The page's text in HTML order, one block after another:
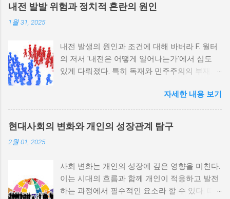
내전 발발 위험과 정치적 혼란의 원인
1월 31, 2025
내전 발생의 원인과 조건에 대해 바버라 F. 월터
의 저서 '내전은 어떻게 일어나는가'에서 심도
있게 다뤄졌다. 특히 독재와 민주주의의 부재가
정치적 파벌화와 경제·군사 체제의 불안정성이
내전의 촉매제가 된다는 사실은 우리에게 중요
한 교훈을 준다. 정치적 불안정성과 내전 발발
위험 정치적 불안정성은 내전 발발의 핵심 요인
적 갈등이 심화되고, 이로 인해 내전의 위험이
증가한다. 이와 같은 경우, 국민들은 정부에 대
한 불만을 느끼고, 체제 전복을 위해 무장 세력
자세한 내용 보기
현대사회의 변화와 개인의 성장관계 탐구
2월 01, 2025
사회 변화는 개인의 성장에 깊은 영향을 미친다.
이는 시대의 흐름과 함께 개인이 적응하고 발전
하는 과정에서 필수적인 요소라 할 수 있다. 따